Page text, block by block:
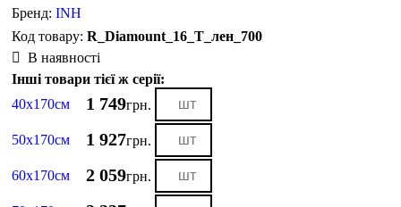
Бренд:INH
R_Diamount_16_Т_лен_700
В наявності
Інші товари тієї ж серії:
40х170см
1 749грн.
50х170см 1 927грн.
60х170см 2 059грн.